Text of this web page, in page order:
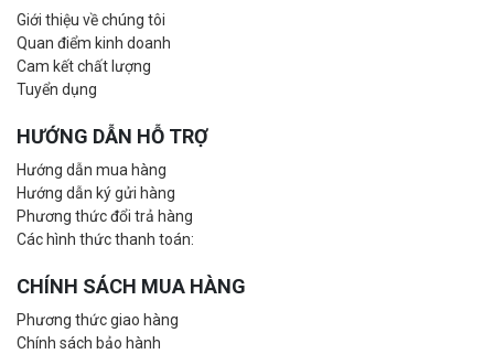
Giới thiệu về chúng tôi
Quan điểm kinh doanh
Cam kết chất lượng
Tuyển dụng
HƯỚNG DẪN HỖ TRỢ
Hướng dẫn mua hàng
Hướng dẫn ký gửi hàng
Phương thức đổi trả hàng
Các hình thức thanh toán:
CHÍNH SÁCH MUA HÀNG
Phương thức giao hàng
Chính sách bảo hành